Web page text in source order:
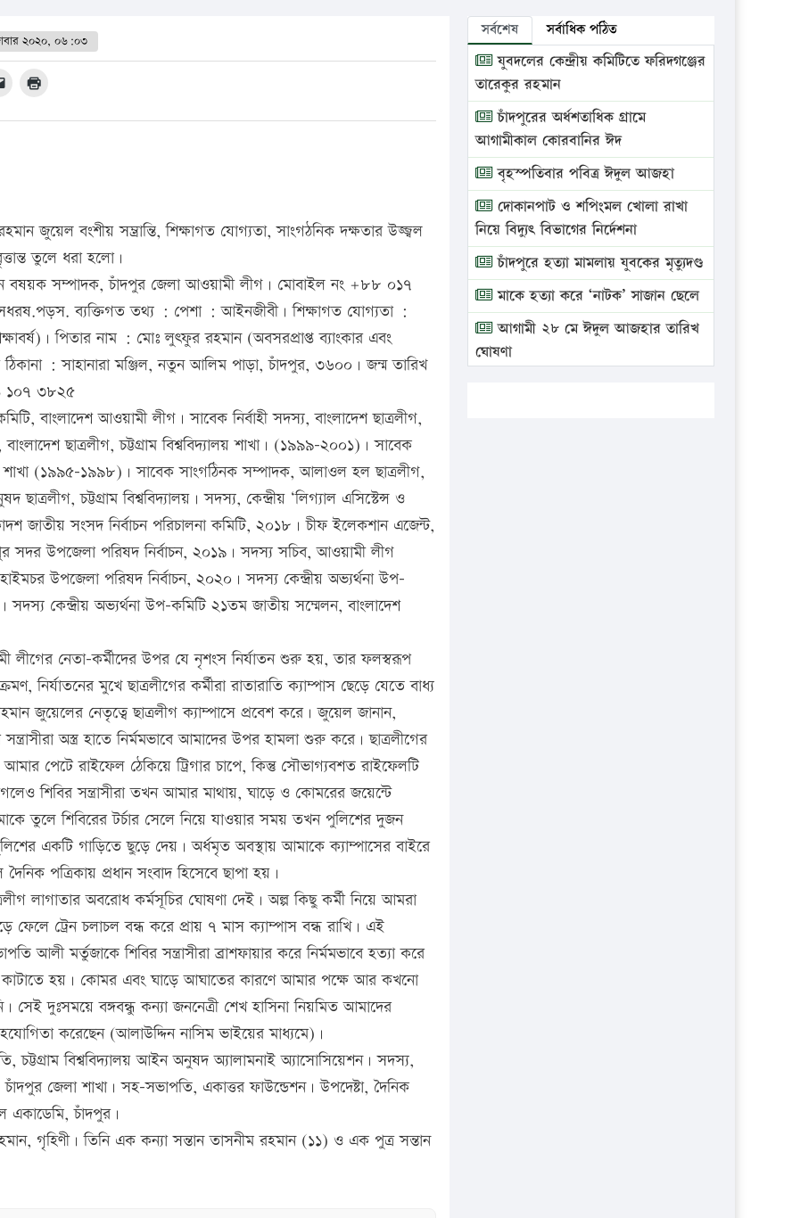
২০২০, ০৬:০৩
জুয়েল বংশীয় সম্ভ্রান্তি, শিক্ষাগত যোগ্যতা, সাংগঠনিক দক্ষতার উজ্জ্বল
তুলে ধরা হলো।
বষয়ক সম্পাদক, চাঁদপুর জেলা আওয়ামী লীগ। মোবাইল নং +৮৮ ০১৭
ব্যক্তিগত তথ্য : পেশা : আইনজীবী। শিক্ষাগত যোগ্যতা :
পিতার নাম : মোঃ লুৎফুর রহমান (অবসরপ্রাপ্ত ব্যাংকার এবং
ঠিকানা : সাহানারা মঞ্জিল, নতুন আলিম পাড়া, চাঁদপুর, ৩৬০০। জন্ম তারিখ
১০৭ ৩৮২৫
বাংলাদেশ আওয়ামী লীগ। সাবেক নির্বাহী সদস্য, বাংলাদেশ ছাত্রলীগ,
ছাত্রলীগ, চট্টগ্রাম বিশ্ববিদ্যালয় শাখা। (১৯৯৯-২০০১)। সাবেক
শাখা (১৯৯৫-১৯৯৮)। সাবেক সাংগঠিনক সম্পাদক, আলাওল হল ছাত্রলীগ,
চট্টগ্রাম বিশ্ববিদ্যালয়। সদস্য, কেন্দ্রীয় ‘লিগ্যাল এসিস্টেন্স ও
জাতীয় সংসদ নির্বাচন পরিচালনা কমিটি, ২০১৮। চীফ ইলেকশান এজেন্ট,
সদর উপজেলা পরিষদ নির্বাচন, ২০১৯। সদস্য সচিব, আওয়ামী লীগ
হাইমচর উপজেলা পরিষদ নির্বাচন, ২০২০। সদস্য কেন্দ্রীয় অভ্যর্থনা উপ-
কেন্দ্রীয় অভ্যর্থনা উপ-কমিটি ২১তম জাতীয় সম্মেলন, বাংলাদেশ
লীগের নেতা-কর্মীদের উপর যে নৃশংস নির্যাতন শুরু হয়, তার ফলস্বরূপ
নির্যাতনের মুখে ছাত্রলীগের কর্মীরা রাতারাতি ক্যাম্পাস ছেড়ে যেতে বাধ্য
জুয়েলের নেতৃত্বে ছাত্রলীগ ক্যাম্পাসে প্রবেশ করে। জুয়েল জানান,
অস্ত্র হাতে নির্মমভাবে আমাদের উপর হামলা শুরু করে। ছাত্রলীগের
পেটে রাইফেল ঠেকিয়ে ট্রিগার চাপে, কিন্তু সৌভাগ্যবশত রাইফেলটি
শিবির সন্ত্রাসীরা তখন আমার মাথায়, ঘাড়ে ও কোমরের জয়েন্টে
তুলে শিবিরের টর্চার সেলে নিয়ে যাওয়ার সময় তখন পুলিশের দুজন
একটি গাড়িতে ছুড়ে দেয়। অর্ধমৃত অবস্থায় আমাকে ক্যাম্পাসের বাইরে
পত্রিকায় প্রধান সংবাদ হিসেবে ছাপা হয়।
লাগাতার অবরোধ কর্মসূচির ঘোষণা দেই। অল্প কিছু কর্মী নিয়ে আমরা
ফেলে ট্রেন চলাচল বন্ধ করে প্রায় ৭ মাস ক্যাম্পাস বন্ধ রাখি। এই
মর্তুজাকে শিবির সন্ত্রাসীরা ব্রাশফায়ার করে নির্মমভাবে হত্যা করে
কাটাতে হয়। কোমর এবং ঘাড়ে আঘাতের কারণে আমার পক্ষে আর কখনো
দুঃসময়ে বঙ্গবন্ধু কন্যা জননেত্রী শেখ হাসিনা নিয়মিত আমাদের
করেছেন (আলাউদ্দিন নাসিম ভাইয়ের মাধ্যমে)।
চট্টগ্রাম বিশ্ববিদ্যালয় আইন অনুষদ অ্যালামনাই অ্যাসোসিয়েশন। সদস্য,
জেলা শাখা। সহ-সভাপতি, একাত্তর ফাউন্ডেশন। উপদেষ্টা, দৈনিক
একাডেমি, চাঁদপুর।
গৃহিণী। তিনি এক কন্যা সন্তান তাসনীম রহমান (১১) ও এক পুত্র সন্তান
সর্বশেষ সর্বাধিক পঠিত
যুবদলের কেন্দ্রীয় কমিটিতে ফরিদগঞ্জের
তারেকুর রহমান
চাঁদপুরের অর্ধশতাধিক গ্রামে
আগামীকাল কোরবানির ঈদ
বৃহস্পতিবার পবিত্র ঈদুল আজহা
দোকানপাট ও শপিংমল খোলা রাখা
নিয়ে বিদ্যুৎ বিভাগের নির্দেশনা
চাঁদপুরে হত্যা মামলায় যুবকের মৃত্যুদণ্ড
মাকে হত্যা করে ‘নাটক’ সাজান ছেলে
আগামী ২৮ মে ঈদুল আজহার তারিখ
ঘোষণা